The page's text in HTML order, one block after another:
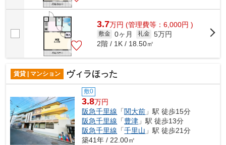
3.7万円 (管理費等：6,000円 )
敷金 0ヶ月 礼金 5万円
2階 / 1K / 18.50㎡
賃貸 | マンション ヴィラほった
敷0
3.8万円
阪急千里線 「関大前 」駅 徒歩15分
阪急千里線 「豊津 」駅 徒歩13分
阪急千里線 「千里山 」駅 徒歩21分
築41年 / 22.00㎡